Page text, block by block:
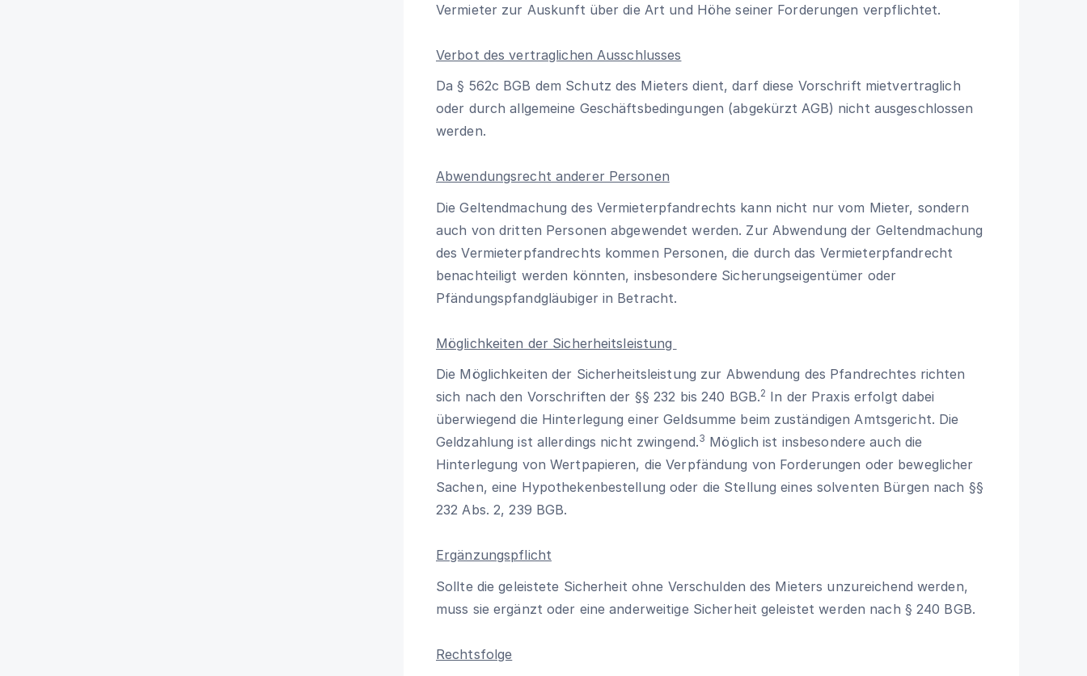
Vermieter zur Auskunft über die Art und Höhe seiner Forderungen verpflichtet.
Verbot des vertraglichen Ausschlusses
Da§ 562c BGB dem Schutz des Mieters dient, darf diese Vorschrift mietvertraglich
oder durch allgemeine Geschäftsbedingungen (abgekürzt AGB) nicht ausgeschlossen
werden.
Abwendungsrecht anderer Personen
Die Geltendmachung des Vermieterpfandrechts kann nicht nur vom Mieter, sondern
auch von dritten Personen abgewendet werden. Zur Abwendung der Geltendmachung
des Vermieterpfandrechts kommen Personen, die durch das Vermieterpfandrecht
benachteiligt werden könnten, insbesondere Sicherungseigentümer oder
Pfändungspfandgläubiger in Betracht.
Möglichkeiten der Sicherheitsleistung
Die Möglichkeiten der Sicherheitsleistung zur Abwendung des Pfandrechtes richten
sich nach den Vorschriften der §§ 232 bis 240 BGB.2 In der Praxis erfolgt dabei
überwiegend die Hinterlegung einer Geldsumme beim zuständigen Amtsgericht. Die
Geldzahlung ist allerdings nicht zwingend.3 Möglich ist insbesondere auch die
Hinterlegung von Wertpapieren, die Verpfändung von Forderungen oder beweglicher
Sachen, eine Hypothekenbestellung oder die Stellung eines solventen Bürgen nach §§
232 Abs. 2,239 BGB.
Ergänzungspflicht
Sollte die geleistete Sicherheit ohne Verschulden des Mieters unzureichend werden,
muss sie ergänzt oder eine anderweitige Sicherheit geleistet werden nach § 240 BGB.
Rechtsfolge